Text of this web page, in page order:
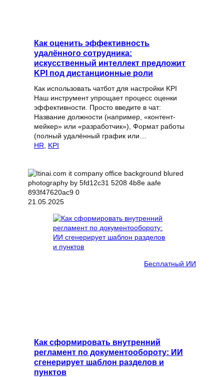
Как оценить эффективность
удалённого сотрудника:
искусственный интеллект предложит
KPI под дистанционные роли
Как использовать чатбот для настройки KPI
Наш инструмент упрощает процесс оценки
эффективности. Просто введите в чат:
Название должности (например, «контент-
мейкер» или «разработчик»), Формат работы
(полный удалённый график или…
HR
KPI
21.05.2025
Бесплатный ИИ
Как сформировать внутренний
регламент по документообороту: ИИ
сгенерирует шаблон разделов и
пунктов